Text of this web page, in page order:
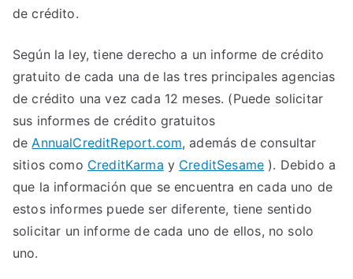
de crédito.
Según la ley, tiene derecho a un informe de crédito
gratuito de cada una de las tres principales agencias
de crédito una vez cada 12 meses. (Puede solicitar
sus informes de crédito gratuitos
de AnnualCreditReport.com, además de consultar
sitios como CreditKarma y CreditSesame ). Debido a
que la información que se encuentra en cada uno de
estos informes puede ser diferente, tiene sentido
solicitar un informe de cada uno de ellos, no solo
uno.